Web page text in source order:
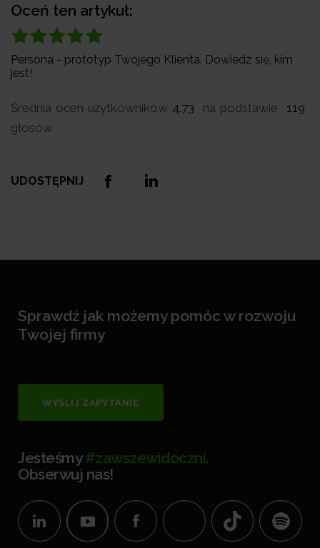
Oceń ten artykuł:
Persona - prototyp Twojego Klienta. Dowiedz się, kim
jest!
Średnia ocen użytkowników 4.73 na podstawie
119
głosów
UDOSTĘPNIJ
Sprawdź jak możemy pomóc w rozwoju
Twojej firmy
WYŚLIJ ZAPYTANIE
Jesteśmy#zawszewidoczni.
Obserwuj nas!